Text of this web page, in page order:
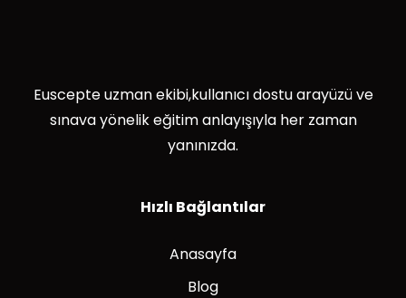
Euscepte uzman ekibi,kullanıcı dostu arayüzü ve
sınava yönelik eğitim anlayışıyla her zaman
yanınızda.
Hızlı Bağlantılar
Anasayfa
Blog